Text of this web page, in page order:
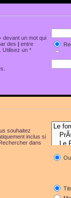
- devant un mot qui
des| entre
Utilisez un *
souhaitez
inclus si
dans